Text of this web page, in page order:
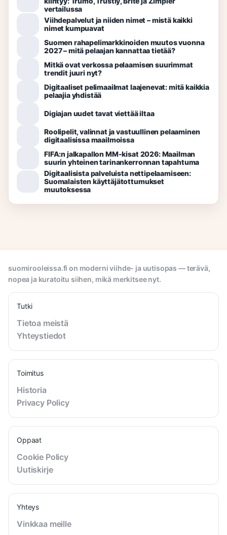
vertailussa
Viihdepalvelut ja niiden nimet – mistä kaikki
nimet kumpuavat
Suomen rahapelimarkkinoiden muutos vuonna
2027 – mitä pelaajan kannattaa tietää?
Mitkä ovat verkossa pelaamisen suurimmat
trendit juuri nyt?
Digitaaliset pelimaailmat laajenevat: mitä kaikkia
pelaajia yhdistää
Digiajan uudet tavat viettää iltaa
Roolipelit, valinnat ja vastuullinen pelaaminen
digitaalisissa maailmoissa
FIFA:n jalkapallon MM-kisat 2026: Maailman
suurin yhteinen tarinankerronnan tapahtuma
Digitaalisista palveluista nettipelaamiseen:
Suomalaisten käyttäjätottumukset
muutoksessa
suomirooleissa.fi on moderni viihde- ja uutisopas — terävä,
nopea ja kuratoitu siihen, mikä merkitsee nyt.
Tutki
Tietoa meistä
Yhteystiedot
Toimitus
Historia
Privacy Policy
Oppaat
Cookie Policy
Uutiskirje
Yhteys
Vinkkaa meille